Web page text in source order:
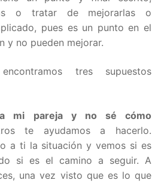
o tratar de mejorarlas o
pues es un punto en el
y no pueden mejorar.
tres supuestos
mi pareja y no sé cómo
te ayudamos a hacerlo.
a ti la situación y vemos si es
si es el camino a seguir. A
una vez visto que es lo que